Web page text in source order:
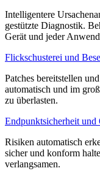
Intelligentere
gestützte Diagnostik.
Gerät und jeder
Flickschusterei und
Patches bereitstellen
automatisch und im
zu überlasten.
Endpunktsicherheit und
Risiken automatisch
sicher und konform
verlangsamen.